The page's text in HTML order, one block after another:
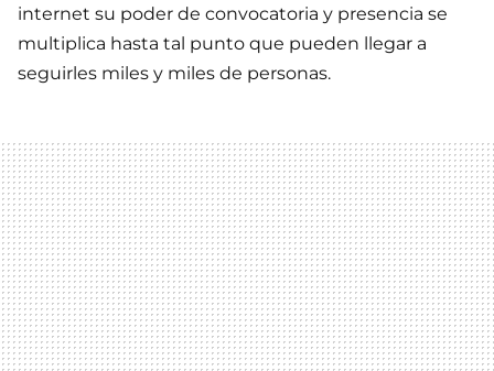
internet su poder de convocatoria y presencia se
multiplica hasta tal punto que pueden llegar a
seguirles miles y miles de personas.